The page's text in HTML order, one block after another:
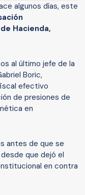
algunos días, este
Hacienda,
al último jefe de la
Boric,
efectivo
de presiones de
en
antes de que se
desde que dejó el
en contra